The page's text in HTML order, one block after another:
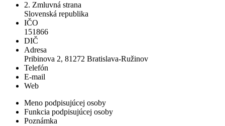
2. Zmluvná strana
Slovenská republika
IČO
151866
DIČ
Adresa
Pribinova 2, 81272 Bratislava-Ružinov
Telefón
E-mail
Web
Meno podpisujúcej osoby
Funkcia podpisujúcej osoby
Poznámka